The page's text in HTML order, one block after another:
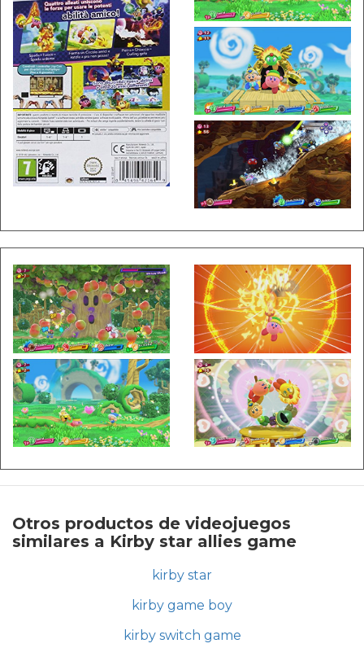
Otros productos de videojuegos
similares a Kirby star allies game
kirby star
kirby game boy
kirby switch game